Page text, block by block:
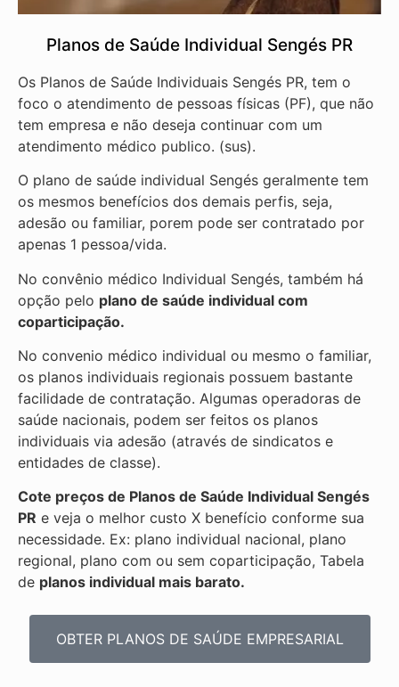
Planos de Saúde Individual Sengés PR
Os Planos de Saúde Individuais Sengés PR, tem o
foco o atendimento de pessoas físicas (PF), que não
tem empresa e não deseja continuar com um
atendimento médico publico. (sus).
O plano de saúde individual Sengés geralmente tem
os mesmos benefícios dos demais perfis, seja,
adesão ou familiar, porem pode ser contratado por
apenas 1 pessoa/vida.
No convênio médico Individual Sengés, também há
opção pelo plano de saúde individual com
coparticipação.
No convenio médico individual ou mesmo o familiar,
os planos individuais regionais possuem bastante
facilidade de contratação. Algumas operadoras de
saúde nacionais, podem ser feitos os planos
individuais via adesão (através de sindicatos e
entidades de classe).
Cote preços de Planos de Saúde Individual Sengés
PR e veja o melhor custo X benefício conforme sua
necessidade. Ex: plano individual nacional, plano
regional, plano com ou sem coparticipação, Tabela
de planos individual mais barato.
OBTER PLANOS DE SAÚDE EMPRESARIAL